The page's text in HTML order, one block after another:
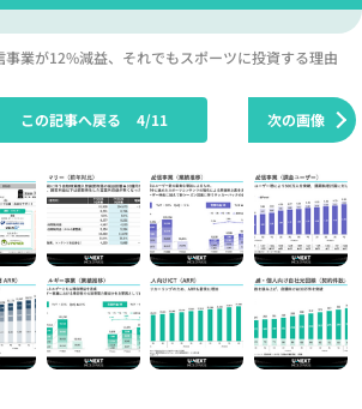
事業が12%減益、それでもスポーツに投資する理由
次の画像
この記事へ戻る 4/11